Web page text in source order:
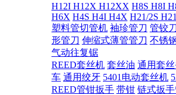
H12I H12X H12XX H8S H8I
H6X H4S H4I H4X H21/2S
塑料管切管机 袖珍管刀 管铰刀
形管刀 伸缩式薄管管刀 不锈
气动往复锯
REED套丝机 套丝油 通用套
车 通用绞牙 5401电动套丝机
REED管钳扳手 带钳 链式扳